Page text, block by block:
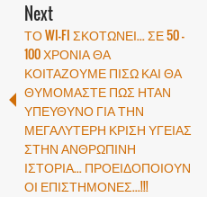
Next
ΤΟ WI-FI ΣΚΟΤΩΝΕΙ... ΣΕ 50 -
100 ΧΡΟΝΙΑ ΘΑ
ΚΟΙΤΑΖΟΥΜΕ ΠΙΣΩ ΚΑΙ ΘΑ
ΘΥΜΟΜΑΣΤΕ ΠΩΣ ΗΤΑΝ
ΥΠΕΥΘΥΝΟ ΓΙΑ ΤΗΝ
ΜΕΓΑΛΥΤΕΡΗ ΚΡΙΣΗ ΥΓΕΙΑΣ
ΣΤΗΝ ΑΝΘΡΩΠΙΝΗ
ΙΣΤΟΡΙΑ... ΠΡΟΕΙΔΟΠΟΙΟΥΝ
ΟΙ ΕΠΙΣΤΗΜΟΝΕΣ...!!!